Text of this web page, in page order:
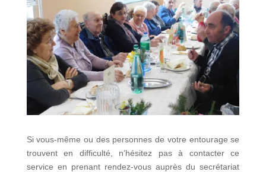
Si vous-même ou des personnes de votre entourage se
trouvent en difficulté, n’hésitez pas à contacter ce
service en prenant rendez-vous auprès du secrétariat